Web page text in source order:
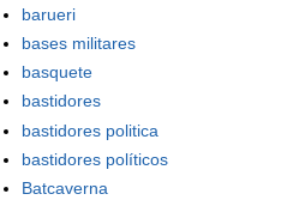
barueri
bases militares
basquete
bastidores
bastidores politica
bastidores políticos
Batcaverna